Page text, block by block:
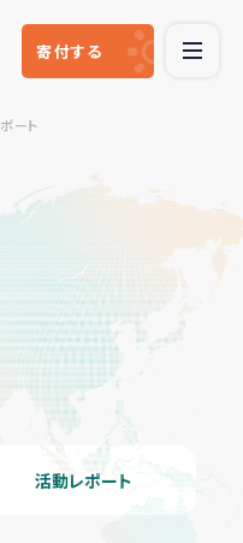
寄付する
ート
活動レポート